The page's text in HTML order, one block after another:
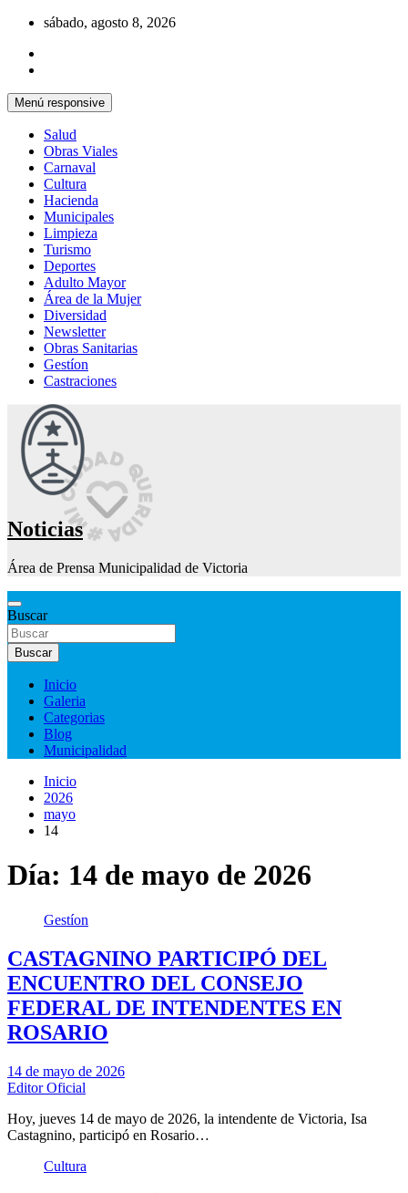
Saltar
contenido
sábado, agosto 8, 2026
Menú responsive
Salud
Obras Viales
Carnaval
Cultura
Hacienda
Municipales
Limpieza
Turismo
Deportes
Adulto Mayor
Área de la Mujer
Diversidad
Newsletter
Obras Sanitarias
Gestíon
Castraciones
Noticias
Área de Prensa Municipalidad de Victoria
Buscar
Buscar
Inicio
Galeria
Categorias
Blog
Municipalidad
Inicio
2026
mayo
14
Día: 14 de mayo de 2026
Gestíon
CASTAGNINO PARTICIPÓ DEL
ENCUENTRO DEL CONSEJO
FEDERAL DE INTENDENTES EN
ROSARIO
14 de mayo de 2026
Editor Oficial
Hoy, jueves 14 de mayo de 2026, la intendente de Victoria, Isa
Castagnino, participó en Rosario…
Cultura